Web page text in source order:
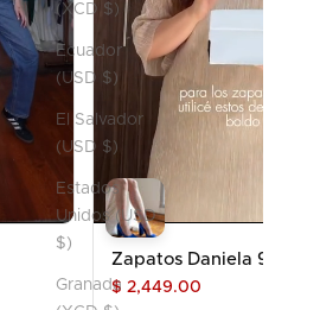
(XCD $)
Ecuador
(USD $)
El Salvador
(USD $)
Estados
Unidos (USD
$)
Granada
Zapatos Daniela 9.5cm
$ 2,449.00